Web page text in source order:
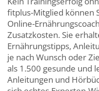
fitplus-Mitglied können
Online-
Zusatzkosten. Sie
Ernährungstipps,
je nach Wunsch oder
als 1.500 gesunde und
Anleitungen und